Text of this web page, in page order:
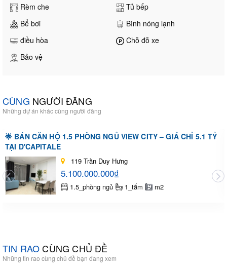
Rèm che
Tủ bếp
Bể bơi
Bình nóng lạnh
điều hòa
Chỗ đỗ xe
Bảo vệ
CÙNG NGƯỜI ĐĂNG
Những dự án khác cùng người đăng
🌟 BÁN CĂN HỘ 1.5 PHÒNG NGỦ VIEW CITY – GIÁ CHỈ 5.1 TỶ
TẠI D'CAPITALE
119 Trần Duy Hưng
5.100.000.000₫
1.5_phòng ngủ 1_tắm m2
TIN RAOCÙNG CHỦ ĐỀ
Những tin rao cùng chủ đề bạn đang xem